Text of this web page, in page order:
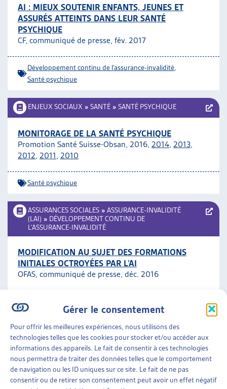
Gérer le consentement
Pour offrir les meilleures expériences, nous utilisons des
technologies telles que les cookies pour stocker et/ou accéder aux
informations des appareils. Le fait de consentir à ces technologies
nous permettra de traiter des données telles que le comportement
de navigation ou les ID uniques sur ce site. Le fait de ne pas
consentir ou de retirer son consentement peut avoir un effet négatif
AI : MIEUX SOUTENIR ENFANTS, JEUNES ET
ASSURÉS ATTEINTS DANS LEUR SANTÉ
PSYCHIQUE
CF, communiqué de presse, fév. 2017
Développement continu de l’assurance-invalidité
Santé psychique
ENJEUX SOCIAUX » SANTÉ » SANTÉ PSYCHIQUE
MONITORAGE DE LA SANTÉ PSYCHIQUE
Promotion Santé Suisse-Obsan, 2016, 2014, 2013,
2012, 2011, 2010
Santé psychique
ASSURANCES SOCIALES » ASSURANCE-INVALIDITÉ
(LAI) » DÉVELOPPEMENT CONTINU DE
L’ASSURANCE-INVALIDITÉ
MODIFICATION AU SUJET DES FORMATIONS
INITIALES OCTROYÉES PAR L’AI
OFAS, communiqué de presse, déc. 2016
Handicap
ENJEUX SOCIAUX»SANTÉ»GÉNÉRALITÉS
SOINS DE LONGUE DURÉE DANS LES CANTONS
Obsan, rapport, nov. 2016;Comparaison des coûts